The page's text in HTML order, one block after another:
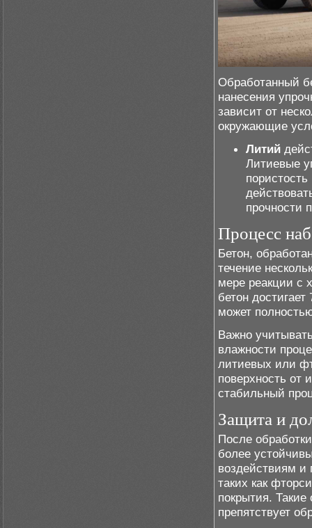
Обработанный
нанесения
зависит от
окружающие
Литий
Литиевые
прочности
Процесс
Бетон,
течение
мере реакции с
бетон
может
Важно
влажности
литиевых или
поверхность от
стабильный
Защита и
После
более
воздействиям и
таких как
покрытия.
препятствует